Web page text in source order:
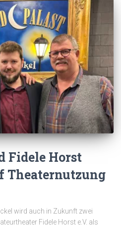
Fidele Horst
Theaternutzung
wird auch in Zukunft zwei
Fidele Horst e.V. als